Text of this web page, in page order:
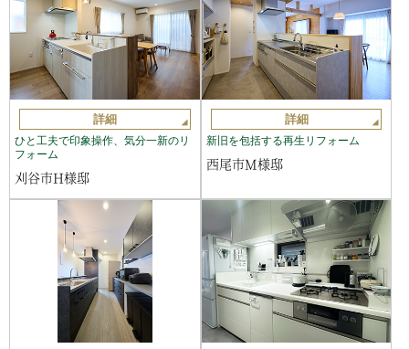
詳細
ひと工夫で印象操作、気分一新のリ
フォーム
刈谷市H様邸
詳細
新旧を包括する再生リフォーム
西尾市M様邸